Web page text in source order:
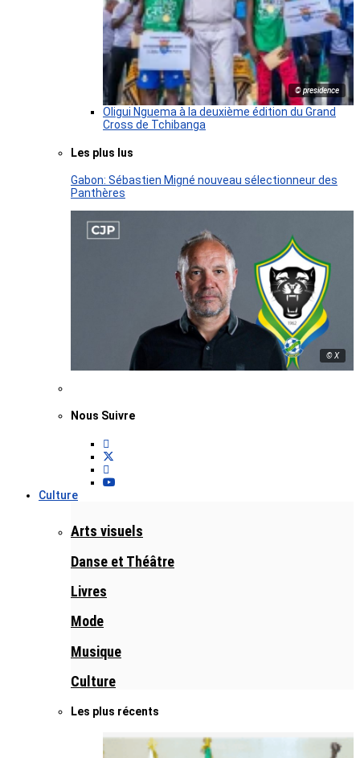
© presidence
Oligui Nguema à la deuxième édition du Grand
Cross de Tchibanga
Les plus lus
Gabon: Sébastien Migné nouveau sélectionneur des
Panthères
© X
Nous Suivre
Culture
Arts visuels
Danse et Théâtre
Livres
Mode
Musique
Culture
Les plus récents